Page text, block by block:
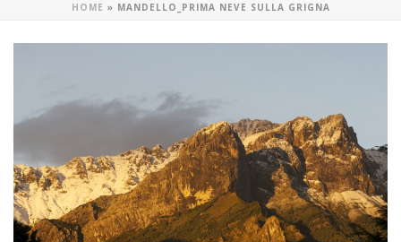
HOME » MANDELLO_PRIMA NEVE SULLA GRIGNA